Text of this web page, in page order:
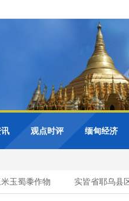
观点时评 缅甸经济
蜀黍作物 实皆省耶乌县区